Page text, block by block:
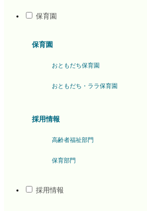
保育園
保育園
おともだち保育園
おともだち・ララ保育園
採用情報
高齢者福祉部門
保育部門
採用情報